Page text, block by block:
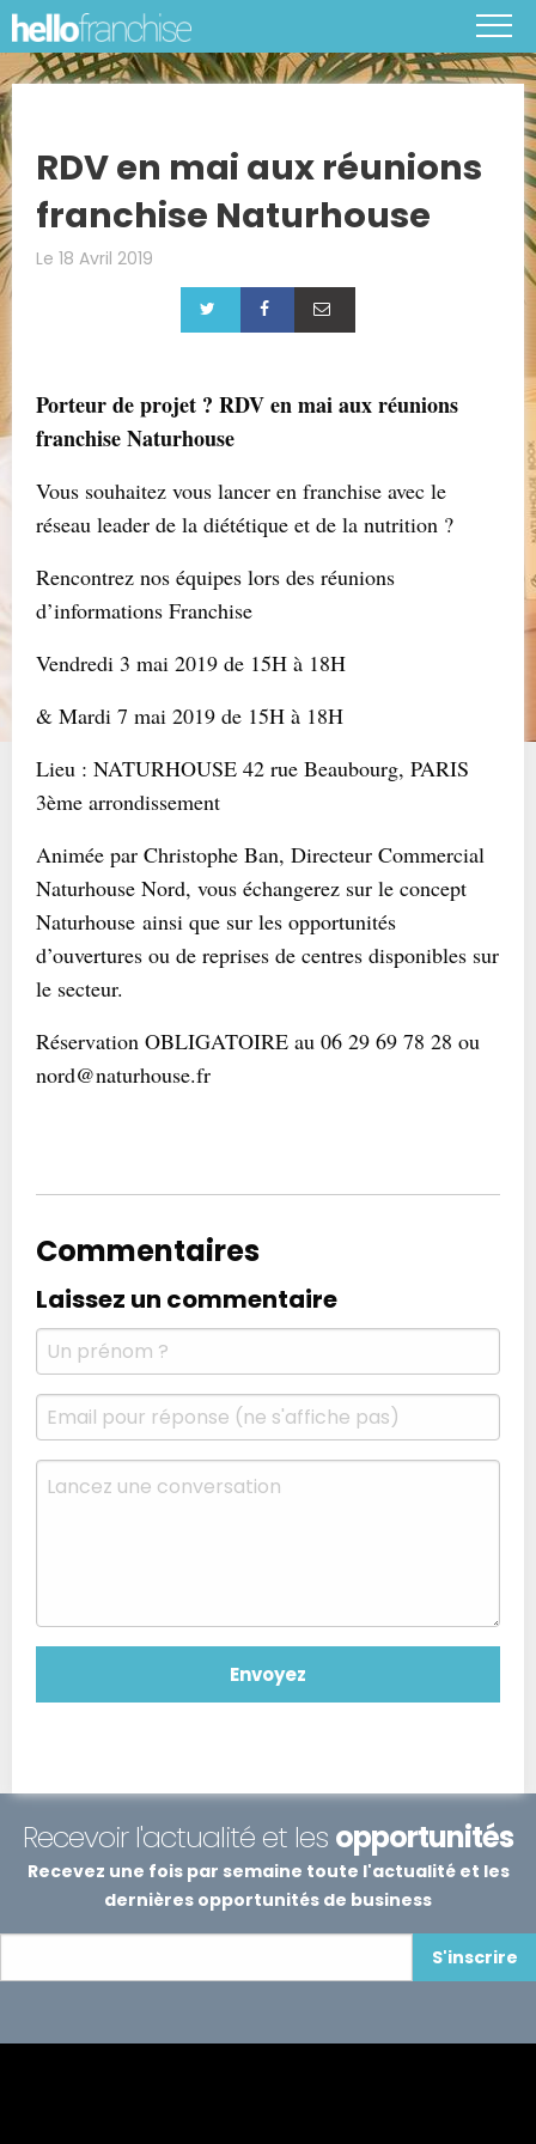
RDV en mai aux réunions
franchise Naturhouse
Le 18 Avril 2019
Porteur de projet ? RDV en mai aux réunions
franchise Naturhouse
Vous souhaitez vous lancer en franchise avec le
réseau leader de la diététique et de la nutrition ?
Rencontrez nos équipes lors des réunions
d’informations Franchise
Vendredi 3 mai 2019 de 15H à 18H
& Mardi 7 mai 2019 de 15H à 18H
Lieu : NATURHOUSE 42 rue Beaubourg, PARIS
3ème arrondissement
Animée par Christophe Ban, Directeur Commercial
Naturhouse Nord, vous échangerez sur le concept
Naturhouse ainsi que sur les opportunités
d’ouvertures ou de reprises de centres disponibles sur
le secteur.
Réservation OBLIGATOIRE au 06 29 69 78 28 ou
nord@naturhouse.fr
Commentaires
Laissez un commentaire
Recevoir l'actualité et les opportunités
Recevez une fois par semaine toute l'actualité et les
dernières opportunités de business
S'inscrire